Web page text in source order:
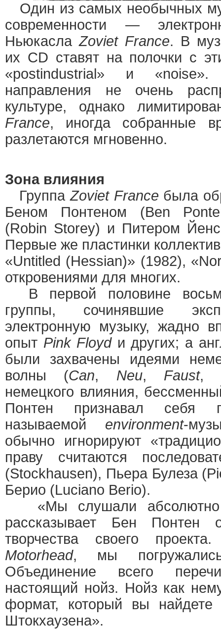
Один из самых необычных
современности —
НьюкаслаZoviet France. В
их CD ставят на полочки с
«postindustrial» и
направления не очень
культуре, однако
France, иногда собранные
разлетаются мгновенно.
Зона влияния
ГруппаZoviet France была
Беном Понтеном (Ben
(Robin Storey) и Питером
Первые же пластинки
«Untitled (Hessian)» (1982),
откровениями для многих.
В первой половине
группы, сочинявшие
электронную музыку, жадно
опыт Pink Floydи других; а
были захвачены идеями
волны (Can, Neu, Faust,
немецкого влияния,
Понтен признавал себя
называемой environment-
обычно игнорируют
праву считаются
(Stockhausen), Пьера Булеза
Берио (Luciano Berio).
«Мы слушали
рассказывает Бен Понтен
творчества своего
Motorhead, мы
Объединение всего
настоящий нойз. Нойз как
формат, который вы
Штокхаузена».